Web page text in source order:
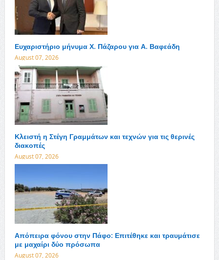
Ευχαριστήριο μήνυμα Χ. Πάζαρου για Α. Βαφεάδη
August 07, 2026
Κλειστή η Στέγη Γραμμάτων και τεχνών για τις θερινές
διακοπές
August 07, 2026
Απόπειρα φόνου στην Πάφο: Επιτέθηκε και τραυμάτισε
με μαχαίρι δύο πρόσωπα
August 07, 2026